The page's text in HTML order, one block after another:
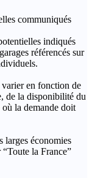
communiqués
indiqués
référencés sur
en fonction de
de la disponibilité du
où la demande doit
larges économies
la France”